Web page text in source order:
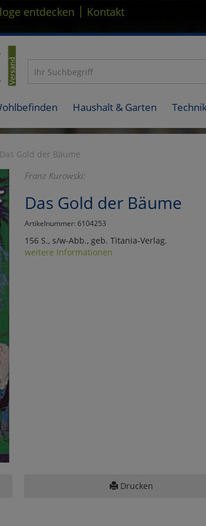
entdecken | Kontakt
Haushalt & Garten
Das Gold der Bäume
Franz Kurowski:
Das Gold der Bäume
Artikelnummer: 6104253
156 S., s/w-Abb., geb. Titania-Verlag.
weitere Informationen
Drucken